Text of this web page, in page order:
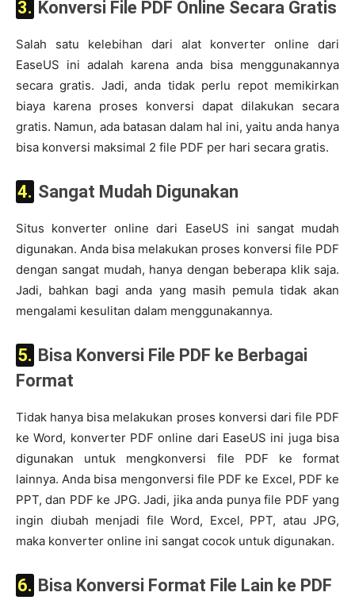
3. Konversi File PDF Online Secara Gratis
Salah satu kelebihan dari alat konverter online dari
EaseUS ini adalah karena anda bisa menggunakannya
secara gratis. Jadi, anda tidak perlu repot memikirkan
biaya karena proses konversi dapat dilakukan secara
gratis. Namun, ada batasan dalam hal ini, yaitu anda hanya
bisa konversi maksimal 2 file PDF per hari secara gratis.
4. Sangat Mudah Digunakan
Situs konverter online dari EaseUS ini sangat mudah
digunakan. Anda bisa melakukan proses konversi file PDF
dengan sangat mudah, hanya dengan beberapa klik saja.
Jadi, bahkan bagi anda yang masih pemula tidak akan
mengalami kesulitan dalam menggunakannya.
5. Bisa Konversi File PDF ke Berbagai
Format
Tidak hanya bisa melakukan proses konversi dari file PDF
ke Word, konverter PDF online dari EaseUS ini juga bisa
digunakan untuk mengkonversi file PDF ke format
lainnya. Anda bisa mengonversi file PDF ke Excel, PDF ke
PPT, dan PDF ke JPG. Jadi, jika anda punya file PDF yang
ingin diubah menjadi file Word, Excel, PPT, atau JPG,
maka konverter online ini sangat cocok untuk digunakan.
6. Bisa Konversi Format File Lain ke PDF